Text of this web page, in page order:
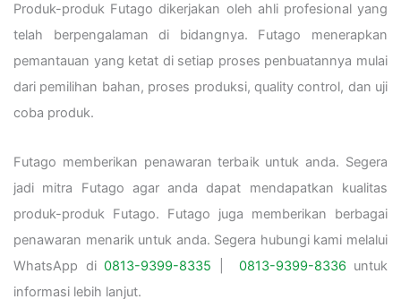
Produk-produk Futago dikerjakan oleh ahli profesional yang
telah berpengalaman di bidangnya. Futago menerapkan
pemantauan yang ketat di setiap proses penbuatannya mulai
dari pemilihan bahan, proses produksi, quality control, dan uji
coba produk.
Futago memberikan penawaran terbaik untuk anda. Segera
jadi mitra Futago agar anda dapat mendapatkan kualitas
produk-produk Futago. Futago juga memberikan berbagai
penawaran menarik untuk anda. Segera hubungi kami melalui
WhatsApp di 0813-9399-8335 0813-9399-8336 untuk
informasi lebih lanjut.